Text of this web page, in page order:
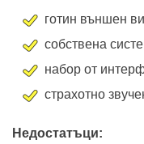
готин външен
собствена
набор от